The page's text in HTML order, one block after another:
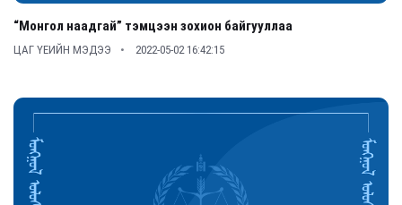
“Монгол наадгай” тэмцээн зохион байгууллаа
ЦАГ ҮЕИЙН МЭДЭЭ 2022-05-02 16:42:15